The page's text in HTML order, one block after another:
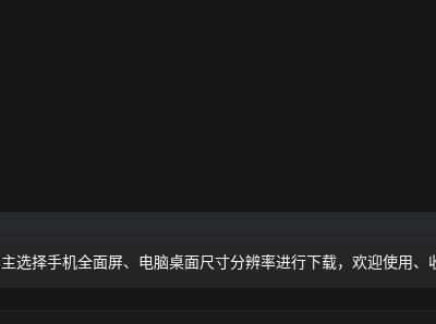
择手机全面屏、电脑桌面尺寸分辨率进行下载，欢迎使用、